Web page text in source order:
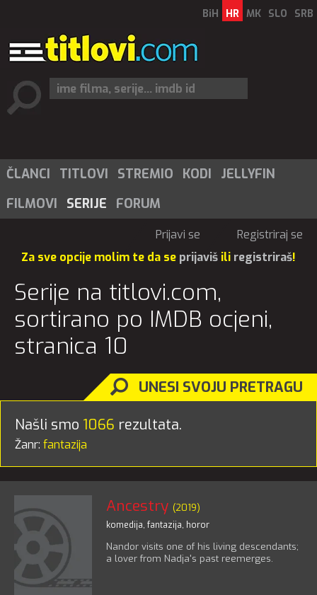
BiH HR MK SLO SRB
ČLANCI TITLOVI STREMIO KODI
JELLYFIN
FILMOVI
SERIJE FORUM
Prijavi se
Registriraj se
Za sve opcije molim te da se prijaviš ili registriraš!
Serije na titlovi.com,
sortirano po IMDB ocjeni,
stranica 10
UNESI SVOJU PRETRAGU
Našli smo 1066 rezultata.
Žanr: fantazija
Ancestry (2019)
komedija, fantazija, horor
Nandor visits one of his living descendants;
a lover from Nadja's past reemerges.